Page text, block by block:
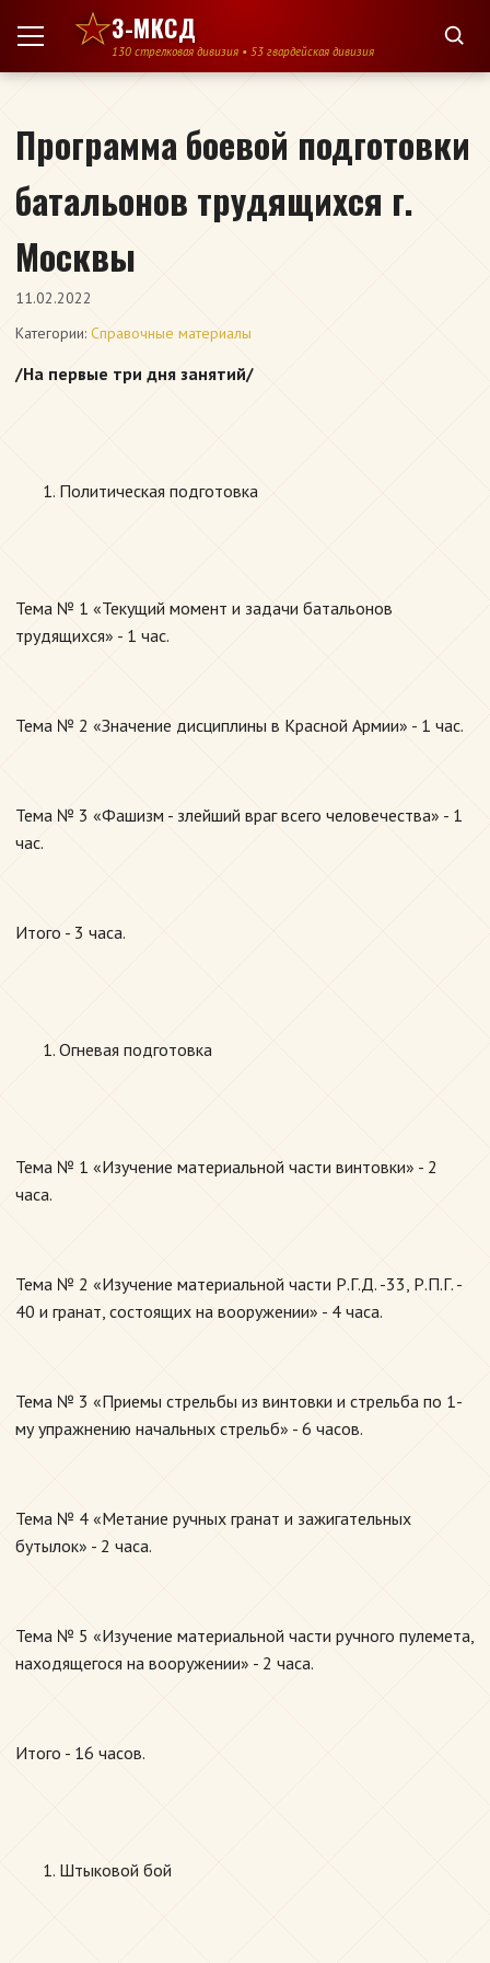
Перейти к содержимому
3-МКСД
130 стрелковая дивизия • 53 гвардейская дивизия
Программа боевой подготовки
батальонов трудящихся г.
Москвы
11.02.2022
Категории: Справочные материалы
/На первые три дня занятий/
Политическая подготовка
Тема № 1 «Текущий момент и задачи батальонов
трудящихся» - 1 час.
Тема № 2 «Значение дисциплины в Красной Армии» - 1 час.
Тема № 3 «Фашизм - злейший враг всего человечества» - 1
час.
Итого - 3 часа.
Огневая подготовка
Тема № 1 «Изучение материальной части винтовки» - 2
часа.
Тема № 2 «Изучение материальной части Р.Г.Д. -33, Р.П.Г. -
40 и гранат, состоящих на вооружении» - 4 часа.
Тема № 3 «Приемы стрельбы из винтовки и стрельба по 1-
му упражнению начальных стрельб» - 6 часов.
Тема № 4 «Метание ручных гранат и зажигательных
бутылок» - 2 часа.
Тема № 5 «Изучение материальной части ручного пулемета,
находящегося на вооружении» - 2 часа.
Итого - 16 часов.
Штыковой бой